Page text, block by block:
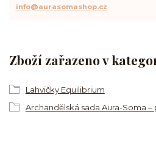
Zboží zařazeno v
Lahvičky Equilibrium
Archandělská sada Aura-Soma
info@aurasomashop.cz